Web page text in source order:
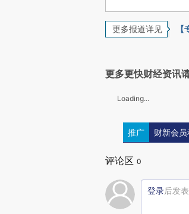
更多报道详见
更多更快财经资讯
Loading...
推广 财新会
评论区 0
登录后发